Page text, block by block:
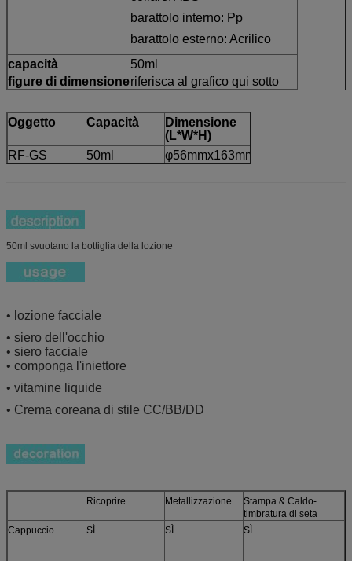
barattolo interno: Pp
barattolo esterno: Acrilico
capacità
50ml
figure di dimensioneriferisca al grafico qui sotto
Oggetto Capacità
Dimensione
(L*W*H)
RF-GS
50ml φ56mmx163mm
50ml svuotano la bottiglia della lozione
• lozione facciale
• siero dell'occhio
• siero facciale
• componga l'iniettore
• vitamine liquide
• Crema coreana di stile CC/BB/DD
Ricoprire Metallizzazione
Stampa & Caldo-
timbratura di seta
Cappuccio
SÌ SÌ SÌ